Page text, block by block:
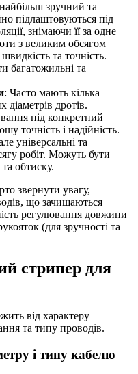
зручний та
підлаштовуються під
знімаючи її за одне
з великим обсягом
та точність.
багатожильні та
: Часто мають кілька
діаметрів дротів.
під конкретний
точність і надійність.
універсальні та
робіт. Можуть бути
обтиску.
звернути увагу,
що зачищаються
регулювання довжини
(для зручності та
стрипер для
від характеру
та типу проводів.
і типу кабелю